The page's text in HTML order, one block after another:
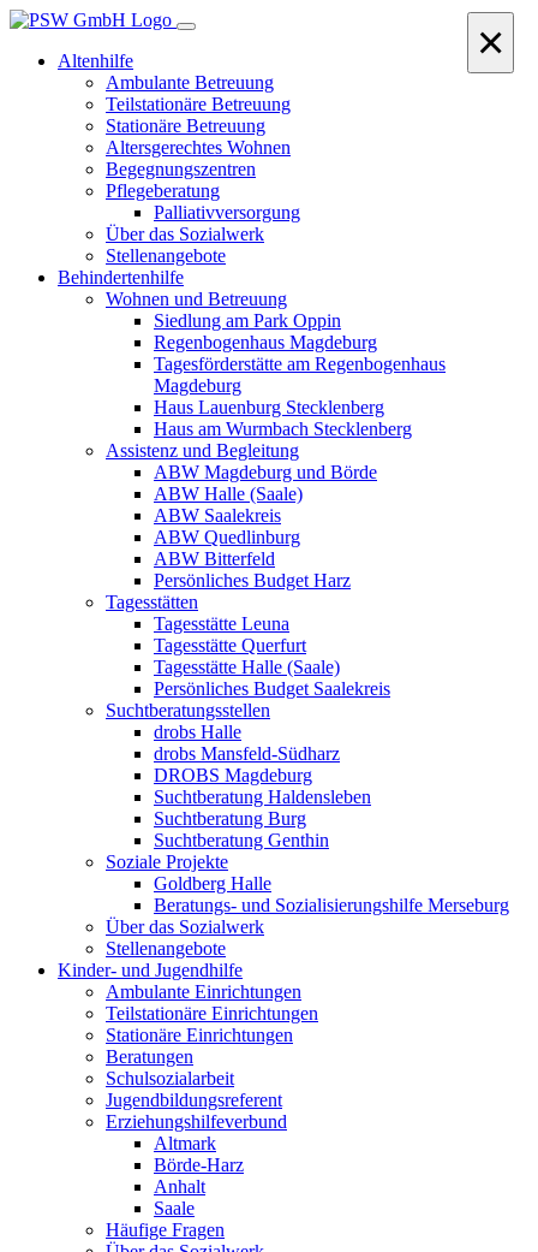
Altenhilfe
Ambulante Betreuung
Teilstationäre Betreuung
Stationäre Betreuung
Altersgerechtes Wohnen
Begegnungszentren
Pflegeberatung
Palliativversorgung
Über das Sozialwerk
Stellenangebote
Behindertenhilfe
Wohnen und Betreuung
Siedlung am Park Oppin
Regenbogenhaus Magdeburg
Tagesförderstätte am Regenbogenhaus
Magdeburg
Haus Lauenburg Stecklenberg
Haus am Wurmbach Stecklenberg
Assistenz und Begleitung
ABW Magdeburg und Börde
ABW Halle (Saale)
ABW Saalekreis
ABW Quedlinburg
ABW Bitterfeld
Persönliches Budget Harz
Tagesstätten
Tagesstätte Leuna
Tagesstätte Querfurt
Tagesstätte Halle (Saale)
Persönliches Budget Saalekreis
Suchtberatungsstellen
drobs Halle
drobs Mansfeld-Südharz
DROBS Magdeburg
Suchtberatung Haldensleben
Suchtberatung Burg
Suchtberatung Genthin
Soziale Projekte
Goldberg Halle
Beratungs- und Sozialisierungshilfe Merseburg
Über das Sozialwerk
Stellenangebote
Kinder- und Jugendhilfe
Ambulante Einrichtungen
Teilstationäre Einrichtungen
Stationäre Einrichtungen
Beratungen
Schulsozialarbeit
Jugendbildungsreferent
Erziehungshilfeverbund
Altmark
Börde-Harz
Anhalt
Saale
Häufige Fragen
×